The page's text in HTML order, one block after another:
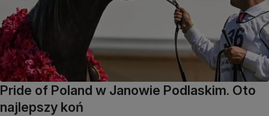
Pride of Poland w Janowie Podlaskim. Oto
najlepszy koń